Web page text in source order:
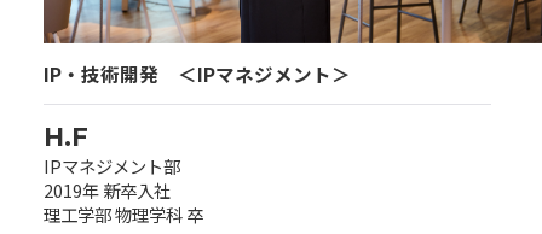
IP・技術開発 ＜IPマネジメント＞
H.F
IPマネジメント部
2019年 新卒入社
理工学部 物理学科 卒